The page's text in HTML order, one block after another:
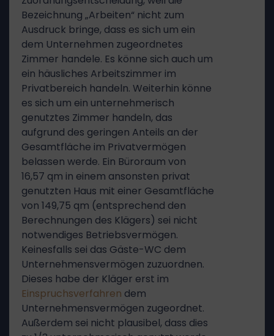
Bezeichnung „Arbeiten“ nicht zum
Ausdruck bringe, dass es sich um ein
dem Unternehmen zugeordnetes
Zimmer handele. Es könne sich auch um
ein häusliches Arbeitszimmer im
Privatbereich handeln. Weiterhin könne
es sich um ein unternehmerisch
genutztes Zimmer handeln, das
aufgrund des geringen Anteils an der
Gesamtfläche im Privatvermögen
belassen werde. Ein Büroraum von
16,57 qm in einem ansonsten privat
genutzten Haus mit einer Gesamtfläche
von 149,75 qm (entsprechend den
Berechnungen des Klägers) sei nicht
notwendiges Betriebsvermögen.
Keinesfalls sei das Gäste-WC dem
Unternehmensvermögen zuzuordnen.
Dieses habe der Kläger erst im
Einspruchsverfahren dem
Unternehmensvermögen zugeordnet.
Außerdem sei nicht plausibel, dass dies